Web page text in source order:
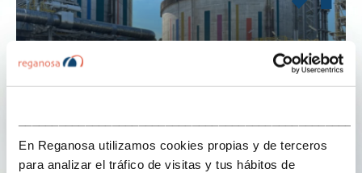
En Reganosa utilizamos cookies propias y de terceros
para analizar el tráfico de visitas y tus hábitos de